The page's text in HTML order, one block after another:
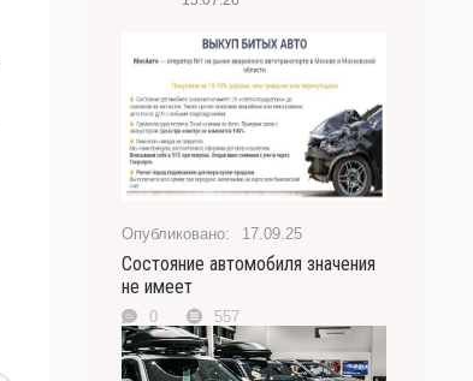
17.09.25
Состояние автомобиля значения
не имеет
0 557